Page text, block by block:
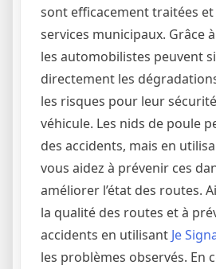
sont efficacement traitées
services municipaux. Grâce
les automobilistes peuvent
directement les
les risques pour leur
véhicule. Les nids de poule
des accidents, mais en
vous aidez à prévenir ces
améliorer l’état des routes.
la qualité des routes et à
accidents en utilisant Je
les problèmes observés. En